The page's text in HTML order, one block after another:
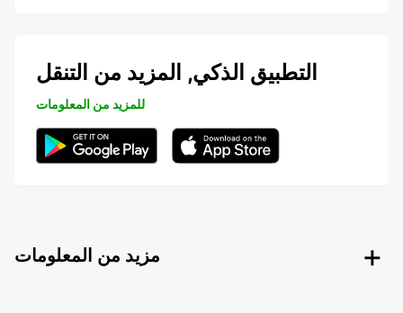
التطبيق الذكي, المزيد من التنقل
للمزيد من المعلومات
مزيد من المعلومات